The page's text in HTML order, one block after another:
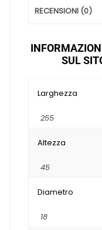
RECENSIONI (0)
SUL
Larghezza
255
Altezza
45
Diametro
18